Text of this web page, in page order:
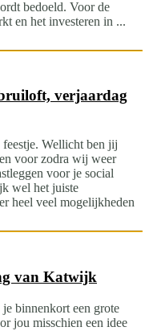
bedoeld. Voor de
en het investeren in ...
verjaardag
Wellicht ben jij
voor zodra wij weer
voor je social
wel het juiste
heel veel mogelijkheden
van Katwijk
binnenkort een grote
jou misschien een idee